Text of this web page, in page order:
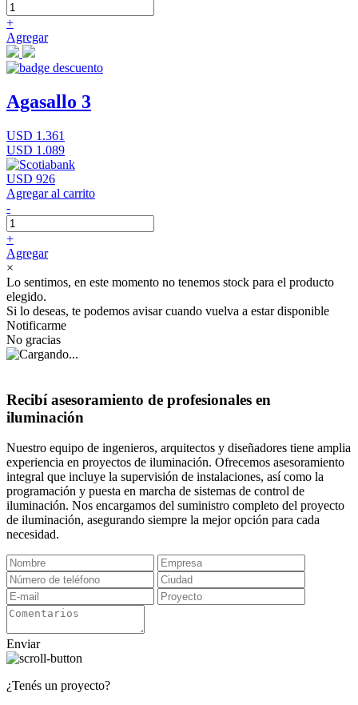
+
Agregar
Agasallo 3
USD 1.361
USD 1.089
USD 926
Agregar al carrito
-
+
Agregar
×
Lo sentimos, en este momento no tenemos stock para el producto
elegido.
Si lo deseas, te podemos avisar cuando vuelva a estar disponible
Notificarme
No gracias
Recibí asesoramiento de profesionales en
iluminación
Nuestro equipo de ingenieros, arquitectos y diseñadores tiene amplia
experiencia en proyectos de iluminación. Ofrecemos asesoramiento
integral que incluye la supervisión de instalaciones, así como la
programación y puesta en marcha de sistemas de control de
iluminación. Nos encargamos del suministro completo del proyecto
de iluminación, asegurando siempre la mejor opción para cada
necesidad.
Enviar
¿Tenés un proyecto?